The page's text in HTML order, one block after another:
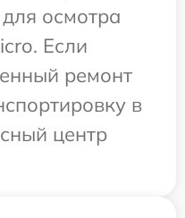
осмотра
Если
ремонт
в
центр